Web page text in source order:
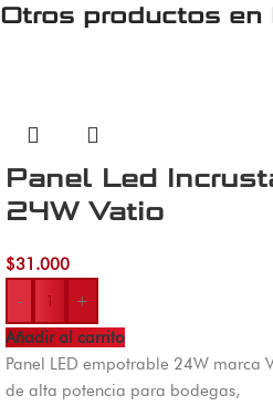
Otros productos en
Panel Led
24W Vatio
$31.000
-
+
Añadir al carrito
Panel LED empotrable 24W marca
de alta potencia para bodegas,